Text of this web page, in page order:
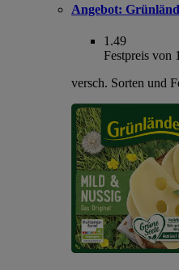
Angebot:
1.49
Festpreis von
versch. Sorten und